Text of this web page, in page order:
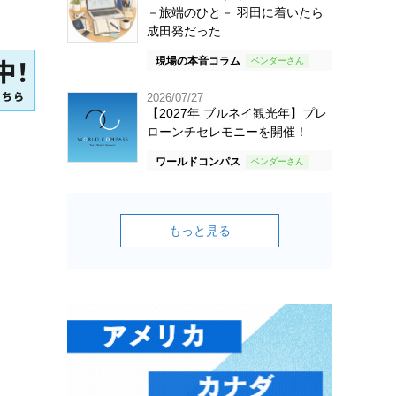
－旅端のひと－ 羽田に着いたら
成田発だった
現場の本音コラム
2026/07/27
【2027年 ブルネイ観光年】プレ
ローンチセレモニーを開催！
ワールドコンパス
もっと見る